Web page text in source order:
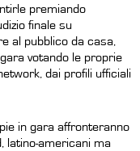
premiando
finale su
al pubblico da casa,
votando le proprie
dai profili ufficiali
in gara affronteranno
latino-americani ma